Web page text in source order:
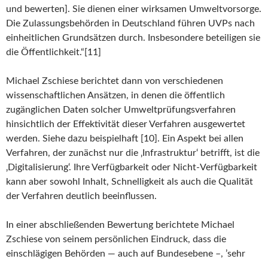
und bewerten]. Sie dienen einer wirksamen Umweltvorsorge.
Die Zulassungsbehörden in Deutschland führen UVPs nach
einheitlichen Grundsätzen durch. Insbesondere beteiligen sie
die Öffentlichkeit.“[11]
Michael Zschiese berichtet dann von verschiedenen
wissenschaftlichen Ansätzen, in denen die öffentlich
zugänglichen Daten solcher Umweltprüfungsverfahren
hinsichtlich der Effektivität dieser Verfahren ausgewertet
werden. Siehe dazu beispielhaft [10]. Ein Aspekt bei allen
Verfahren, der zunächst nur die ‚Infrastruktur‘ betrifft, ist die
‚Digitalisierung‘. Ihre Verfügbarkeit oder Nicht-Verfügbarkeit
kann aber sowohl Inhalt, Schnelligkeit als auch die Qualität
der Verfahren deutlich beeinflussen.
In einer abschließenden Bewertung berichtete Michael
Zschiese von seinem persönlichen Eindruck, dass die
einschlägigen Behörden — auch auf Bundesebene –, ’sehr